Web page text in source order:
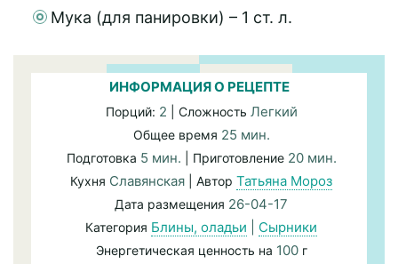
Мука (для панировки) – 1 ст. л.
ИНФОРМАЦИЯ О РЕЦЕПТЕ
Порций: 2 | Сложность Легкий
Общее время 25 мин.
Подготовка 5 мин. | Приготовление 20 мин.
Кухня Славянская | Автор Татьяна Мороз
Дата размещения 26-04-17
Категория Блины, оладьи Сырники
Энергетическая ценность на 100г